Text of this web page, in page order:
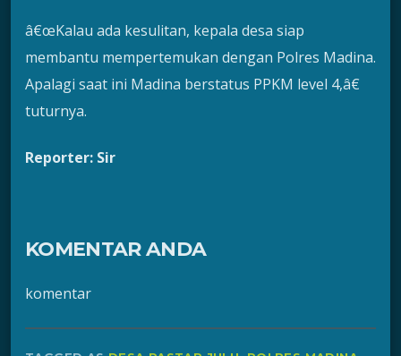
â€œKalau ada kesulitan, kepala desa siap
membantu mempertemukan dengan Polres Madina.
Apalagi saat ini Madina berstatus PPKM level 4,â€
tuturnya.
Reporter: Sir
KOMENTAR ANDA
komentar